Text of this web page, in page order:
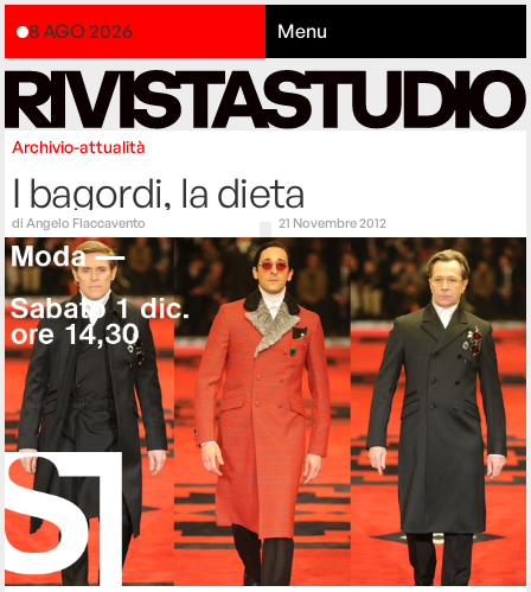
8 AGO 2026 Menu
Archivio-attualità
I bagordi, la dieta
diAngelo Flaccavento 21 Novembre 2012